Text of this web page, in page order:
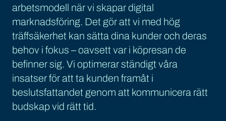
arbetsmodell när vi skapar digital
marknadsföring. Det gör att vi med hög
träffsäkerhet kan sätta dina kunder och deras
behov i fokus – oavsett var i köpresan de
befinner sig. Vi optimerar ständigt våra
insatser för att ta kunden framåt i
beslutsfattandet genom att kommunicera rätt
budskap vid rätt tid.